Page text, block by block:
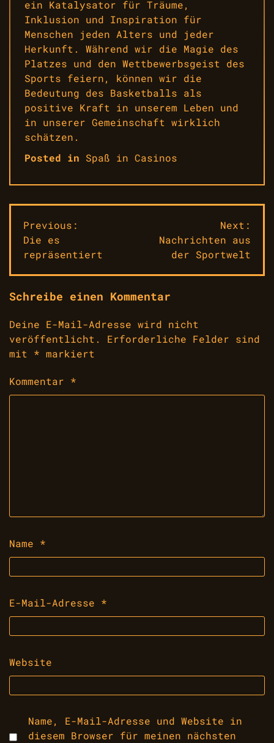
ein Katalysator für Träume,
Inklusion und Inspiration für
Menschen jeden Alters und jeder
Herkunft. Während wir die Magie des
Platzes und den Wettbewerbsgeist des
Sports feiern, können wir die
Bedeutung des Basketballs als
positive Kraft in unserem Leben und
in unserer Gemeinschaft wirklich
schätzen.
Posted in Spaß in Casinos
Beitragsnavigation
Previous:
Die es
repräsentiert
Next:
Nachrichten aus
der Sportwelt
Schreibe einen Kommentar
Deine E-Mail-Adresse wird nicht
veröffentlicht.
Erforderliche Felder sind
mit * markiert
Kommentar *
Name *
E-Mail-Adresse *
Website
Name, E-Mail-Adresse und Website in
diesem Browser für meinen nächsten